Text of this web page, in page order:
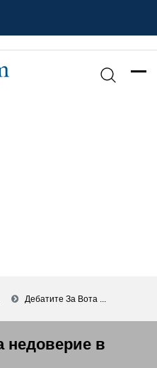
Дебатите За Вота ...
недоверие в